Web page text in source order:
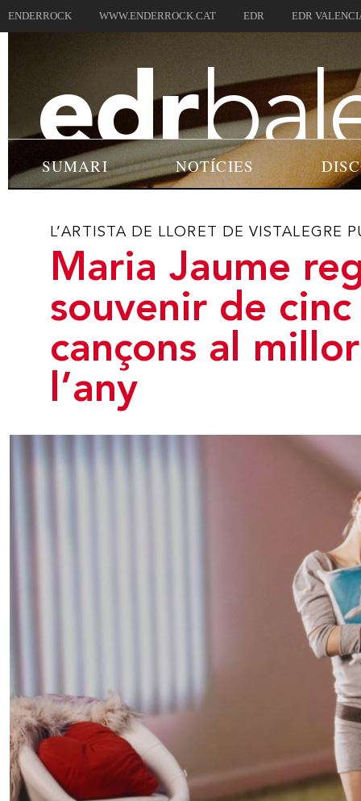
ENDERROCK WWW.ENDERROCK.CAT EDR EDR
SUMARI NOTÍCIES
L’ARTISTA DE LLORET DE VISTALEGRE
Maria Jaume
souvenir de cinc
cançons al
l’any